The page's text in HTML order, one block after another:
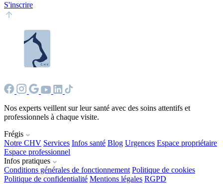
S'inscrire
Nos experts veillent sur leur santé avec des soins attentifs et
professionnels à chaque visite.
Frégis
Notre CHV Services Infos santé Blog Urgences Espace propriétaire
Espace professionnel
Infos pratiques
Conditions générales de fonctionnement Politique de cookies
Politique de confidentialité Mentions légales RGPD